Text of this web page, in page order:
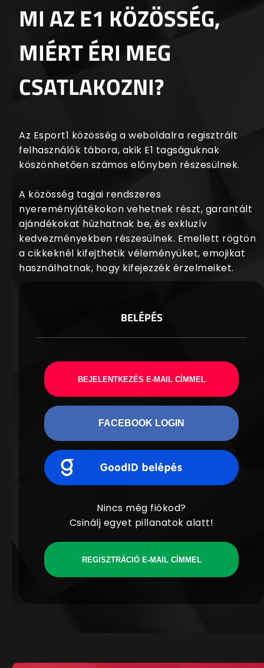
MI AZ E1 KÖZÖSSÉG,
MIÉRT ÉRI MEG
CSATLAKOZNI?
Az Esport1 közösség a weboldalra regisztrált
felhasználók tábora, akik E1 tagságuknak
köszönhetően számos előnyben részesülnek.
A közösség tagjai rendszeres
nyereményjátékokon vehetnek részt, garantált
ajándékokat húzhatnak be, és exkluzív
kedvezményekben részesülnek. Emellett rögtön
a cikkeknél kifejthetik véleményüket, emojikat
használhatnak, hogy kifejezzék érzelmeiket.
BELÉPÉS
BEJELENTKEZÉS E-MAIL CÍMMEL
FACEBOOK LOGIN
Nincs még fiókod?
Csinálj egyet pillanatok alatt!
REGISZTRÁCIÓ E-MAIL CÍMMEL